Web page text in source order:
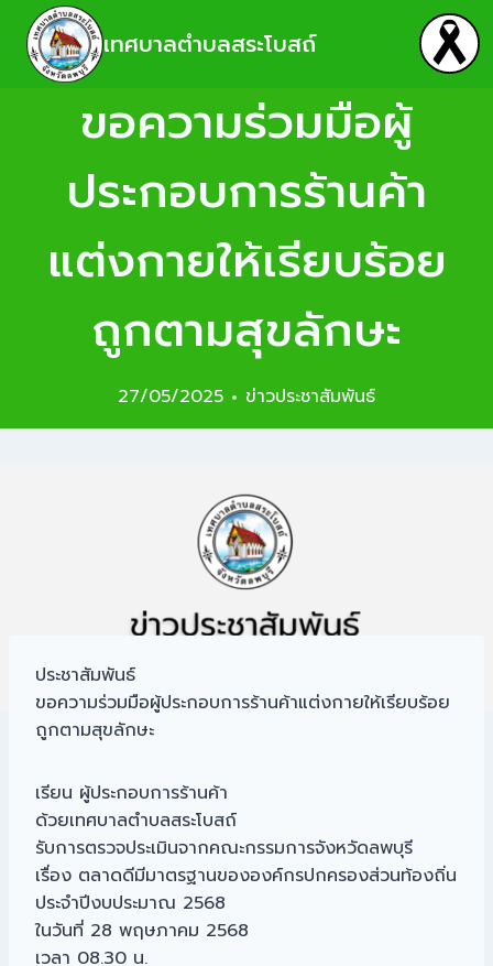
เทศบาลตำบลสระโบสถ์
ขอความร่วมมือผู้
ประกอบการร้านค้า
แต่งกายให้เรียบร้อย
ถูกตามสุขลักษะ
27/05/2025 ข่าวประชาสัมพันธ์
ประชาสัมพันธ์
ขอความร่วมมือผู้ประกอบการร้านค้าแต่งกายให้เรียบร้อย
ถูกตามสุขลักษะ
เรียน ผู้ประกอบการร้านค้า
ด้วยเทศบาลตำบลสระโบสถ์
รับการตรวจประเมินจากคณะกรรมการจังหวัดลพบุรี
เรื่อง ตลาดดีมีมาตรฐานขององค์กรปกครองส่วนท้องถิ่น
ประจำปีงบประมาณ 2568
ในวันที่ 28 พฤษภาคม 2568
เวลา 08.30 น.